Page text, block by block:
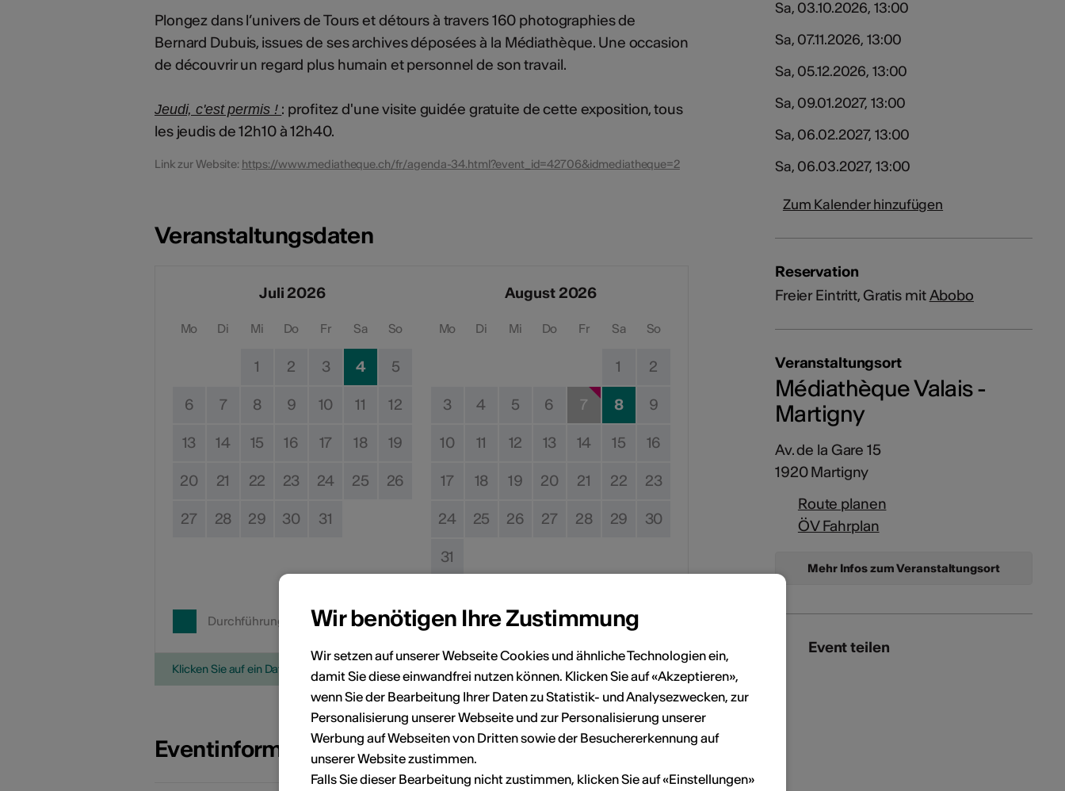
Plongez dans l’univers de Tours et détours à travers 160 photographies de
Bernard Dubuis, issues de ses archives déposées à la Médiathèque. Une occasion
de découvrir un regard plus humain et personnel de son travail.
Jeudi, c'est permis ! : profitez d'une visite guidée gratuite de cette exposition, tous
les jeudis de 12h10 à 12h40.
Link zur Website: https://www.mediatheque.ch/fr/agenda-34.html?event_id=42706&idmediatheque=2
Veranstaltungsdaten
Juli 2026
Mo Di Mi Do Fr Sa So
1 2 3 4 5
6 7 8 9 10 11 12
13 14 15 16 17 18 19
20 21 22 23 24 25 26
27 28 29 30 31
August 2026
Mo Di Mi Do Fr Sa So
1 2
3 4 5 6 7 8 9
10 11 12 13 14 15 16
17 18 19 20 21 22 23
24 25 26 27 28 29 30
31
Durchführungsdatum Kein Durchführungsdatum
Klicken Sie auf ein Datum, um die Veranstaltung Ihrem persönlichen Kalender hinzuzufügen.
Eventinformationen
Sa, 03.10.2026, 13:00
Sa, 07.11.2026, 13:00
Sa, 05.12.2026, 13:00
Sa, 09.01.2027, 13:00
Sa, 06.02.2027, 13:00
Sa, 06.03.2027, 13:00
Zum Kalender hinzufügen
Reservation
Freier Eintritt, Gratis mitAbobo
Veranstaltungsort
Médiathèque Valais -
Martigny
Av. de la Gare 15
1920 Martigny
Route planen
ÖV Fahrplan
Mehr Infos zum Veranstaltungsort
Event teilen
Wir benötigen Ihre Zustimmung
Wir setzen auf unserer Webseite Cookies und ähnliche Technologien ein,
damit Sie diese einwandfrei nutzen können. Klicken Sie auf «Akzeptieren»,
wenn Sie der Bearbeitung Ihrer Daten zu Statistik- und Analysezwecken, zur
Personalisierung unserer Webseite und zur Personalisierung unserer
Werbung auf Webseiten von Dritten sowie der Besuchererkennung auf
unserer Website zustimmen.
Falls Sie dieser Bearbeitung nicht zustimmen, klicken Sie auf «Einstellungen»